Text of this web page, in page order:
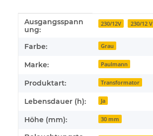
Produkteigenschaft
Wert
Ausgangsspann
ung:
230/12V 230/12 V
Farbe: Grau
Marke: Paulmann
Produktart: Transformator
Lebensdauer (h): Ja
Höhe (mm): 30 mm